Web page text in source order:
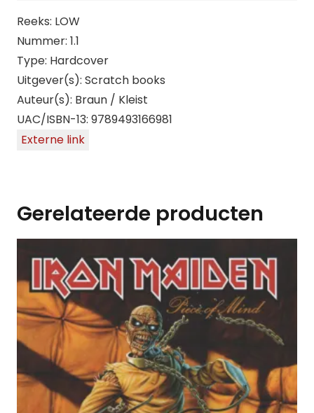
Reeks: LOW
Nummer: 1.1
Type: Hardcover
Uitgever(s): Scratch books
Auteur(s): Braun / Kleist
UAC/ISBN-13: 9789493166981
Externe link
Gerelateerde producten